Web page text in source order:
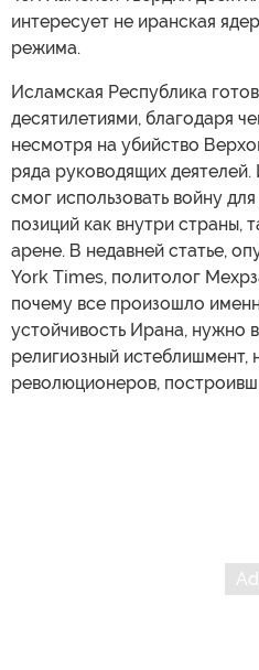
интересует не иранская
режима.
Исламская Республика
десятилетиями, благодаря
несмотря на убийство
ряда руководящих
смог использовать войну
позиций как внутри страны,
арене. В недавней статье,
York Times, политолог
почему все произошло
устойчивость Ирана, нужно
религиозный истеблишмент,
революционеров,